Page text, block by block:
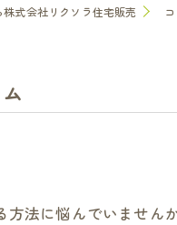
式会社リクソラ住宅販売
法に悩んでいません